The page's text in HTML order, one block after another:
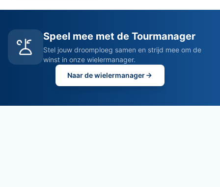
Speel mee met de Tourmanager
Stel jouw droomploeg samen en strijd mee om de
winst in onze wielermanager.
Naar de wielermanager